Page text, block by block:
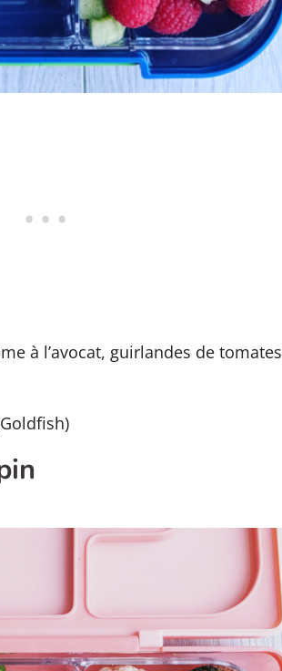
à l’avocat, guirlandes de tomates